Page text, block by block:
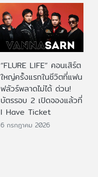
“FLURE LIFE” คอนเสิร์ต
ใหญ่ครั้งแรกในชีวิตที่แฟน
ฟลัวร์พลาดไม่ได้ ด่วน!
บัตรรอบ 2 เปิดจองแล้วที่
I Have Ticket
6 กรกฎาคม 2026